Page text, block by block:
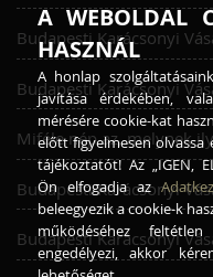
Budapesti Karácsonyi
Budapesti Karácsonyi
Miféle nép az, melynek
Budapesti Karácsonyi
Budapesti Karácsonyi
A WEBOLDAL
HASZNÁL
A honlap
javítása érdekében,
mérésére cookie-kat
előtt figyelmesen olvassa
tájékoztatót! Az „IGEN,
Ön elfogadja az
beleegyezik a cookie-k
működéséhez
engedélyezi, akkor